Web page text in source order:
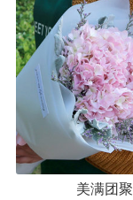
美满团聚